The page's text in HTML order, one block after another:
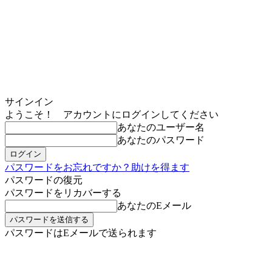
サインイン
ようこそ！ アカウントにログインしてください
あなたのユーザー名
あなたのパスワード
パスワードをお忘れですか？助けを得ます
パスワードの復元
パスワードをリカバーする
あなたのEメール
パスワードはEメールで送られます